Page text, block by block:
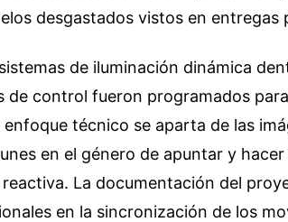
desgastados vistos en entregas
de iluminación dinámica
de control fueron programados
enfoque técnico se aparta de las
en el género de apuntar y
reactiva. La documentación del
en la sincronización de los